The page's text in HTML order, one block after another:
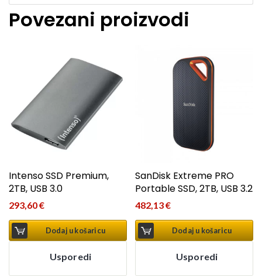
Povezani proizvodi
Intenso SSD Premium,
2TB, USB 3.0
293,60€
Dodaj u košaricu
Usporedi
SanDisk Extreme PRO
Portable SSD, 2TB, USB 3.2
482,13€
Dodaj u košaricu
Usporedi